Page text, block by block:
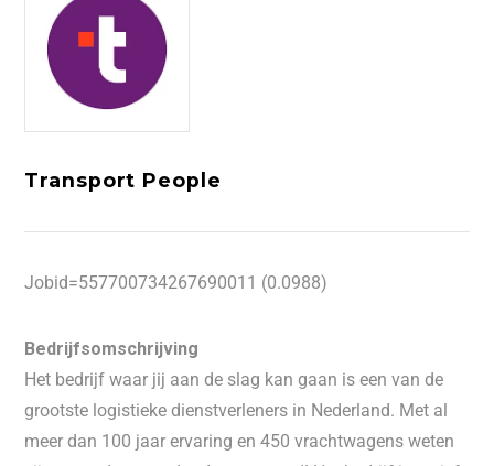
Transport People
Jobid=557700734267690011 (0.0988)
Bedrijfsomschrijving
Het bedrijf waar jij aan de slag kan gaan is een van de
grootste logistieke dienstverleners in Nederland. Met al
meer dan 100 jaar ervaring en 450 vrachtwagens weten